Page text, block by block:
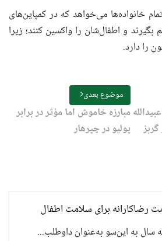
خانواده‌ها می‌خواهد که در کمپاین‌های
و اطفال‌شان را واکسین کنند؛ زیرا
را دارد.
موضوع بعدی
مبارزه خاموش اما مؤثر در برابر
پولیو در چپرهار
رضاکارانه برای سلامت اطفال